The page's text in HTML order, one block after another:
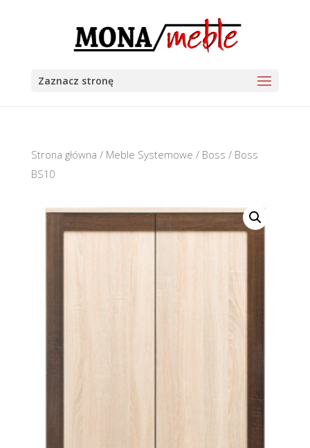
Zaznacz stronę
Strona główna / Meble Systemowe / Boss / Boss
BS10